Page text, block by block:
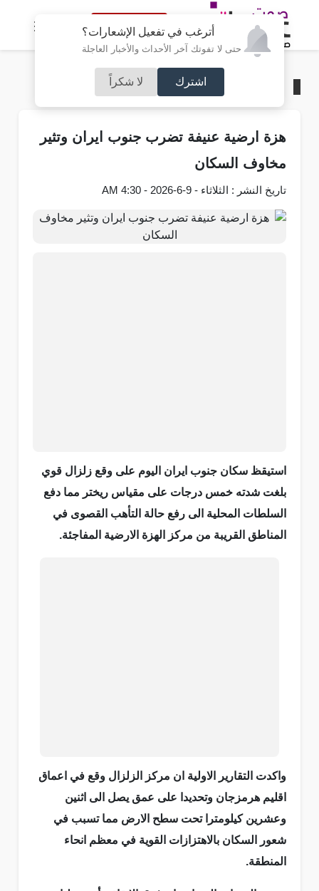
أترغب في تفعيل الإشعارات؟
حتى لا تفوتك آخر الأحداث والأخبار العاجلة
اشترك لا شكراً
النسخة الكاملة
عربي و دولي
هزة ارضية عنيفة تضرب جنوب ايران وتثير
مخاوف السكان
تاريخ النشر : الثلاثاء - 9-6-2026 - 4:30 AM
استيقظ سكان جنوب ايران اليوم على وقع زلزال قوي
بلغت شدته خمس درجات على مقياس ريختر مما دفع
السلطات المحلية الى رفع حالة التأهب القصوى في
المناطق القريبة من مركز الهزة الارضية المفاجئة.
واكدت التقارير الاولية ان مركز الزلزال وقع في اعماق
اقليم هرمزجان وتحديدا على عمق يصل الى اثنين
وعشرين كيلومترا تحت سطح الارض مما تسبب في
شعور السكان بالاهتزازات القوية في معظم انحاء
المنطقة.